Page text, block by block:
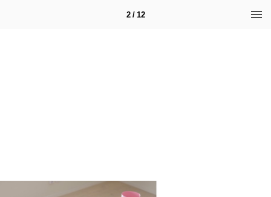
2 / 12